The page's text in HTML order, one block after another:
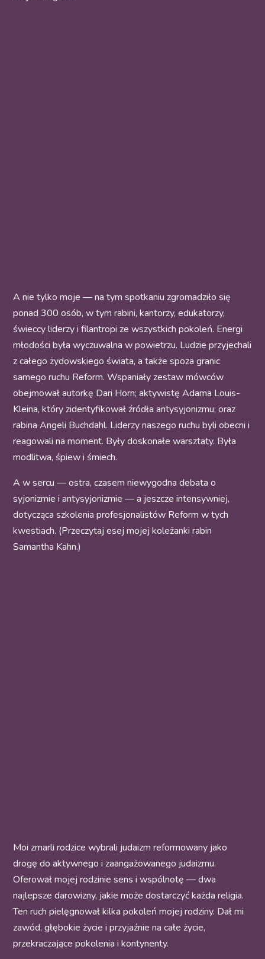
A nie tylko moje — na tym spotkaniu zgromadziło się
ponad 300 osób, w tym rabini, kantorzy, edukatorzy,
świeccy liderzy i filantropi ze wszystkich pokoleń. Energi
młodości była wyczuwalna w powietrzu. Ludzie przyjechali
z całego żydowskiego świata, a także spoza granic
samego ruchu Reform. Wspaniały zestaw mówców
obejmował autorkę Dari Horn; aktywistę Adama Louis-
Kleina, który zidentyfikował źródła antysyjonizmu; oraz
rabina Angeli Buchdahl. Liderzy naszego ruchu byli obecni i
reagowali na moment. Były doskonałe warsztaty. Była
modlitwa, śpiew i śmiech.
A w sercu — ostra, czasem niewygodna debata o
syjonizmie i antysyjonizmie — a jeszcze intensywniej,
dotycząca szkolenia profesjonalistów Reform w tych
kwestiach. (Przeczytaj esej mojej koleżanki rabin
Samantha Kahn.)
Moi zmarli rodzice wybrali judaizm reformowany jako
drogę do aktywnego i zaangażowanego judaizmu.
Oferował mojej rodzinie sens i wspólnotę — dwa
najlepsze darowizny, jakie może dostarczyć każda religia.
Ten ruch pielęgnował kilka pokoleń mojej rodziny. Dał mi
zawód, głębokie życie i przyjaźnie na całe życie,
przekraczające pokolenia i kontynenty.